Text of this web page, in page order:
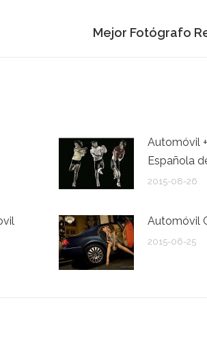
Mejor Fotógrafo
Automóvil
Española
2015-08-26
Automóvil
2015-06-25